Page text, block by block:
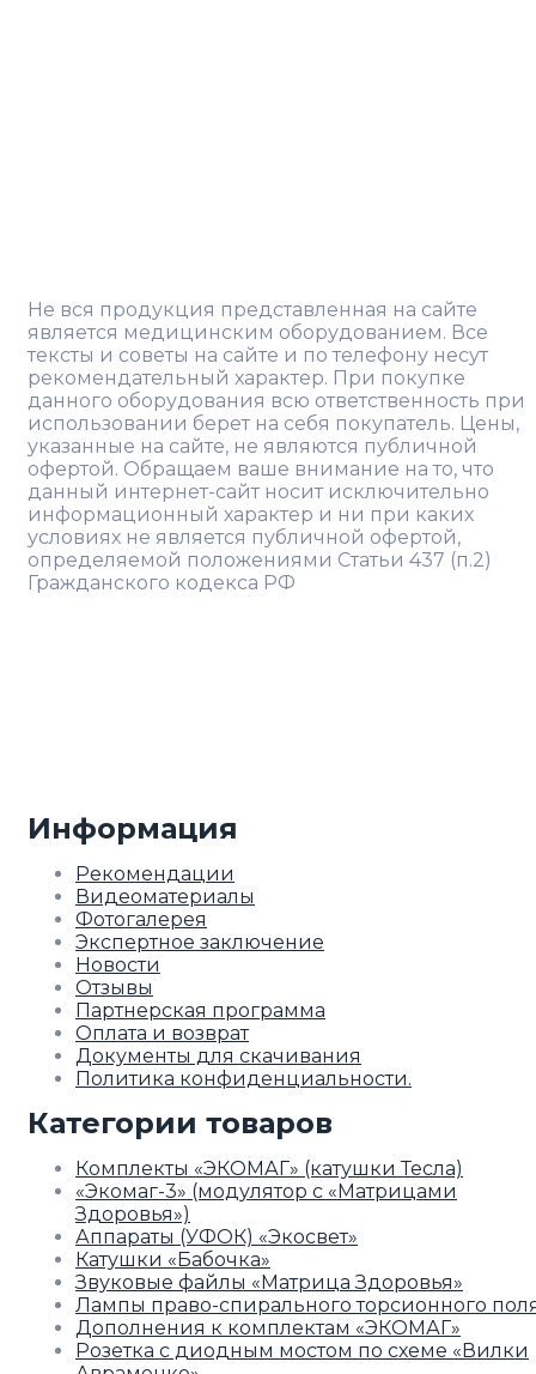
Не вся продукция представленная на сайте
является медицинским оборудованием. Все
тексты и советы на сайте и по телефону несут
рекомендательный характер. При покупке
данного оборудования всю ответственность при
использовании берет на себя покупатель. Цены,
указанные на сайте, не являются публичной
офертой. Обращаем ваше внимание на то, что
данный интернет-сайт носит исключительно
информационный характер и ни при каких
условиях не является публичной офертой,
определяемой положениями Статьи 437 (п.2)
Гражданского кодекса РФ
Информация
Рекомендации
Видеоматериалы
Фотогалерея
Экспертное заключение
Новости
Отзывы
Партнерская программа
Оплата и возврат
Документы для скачивания
Политика конфиденциальности.
Категории товаров
Комплекты «ЭКОМАГ» (катушки Тесла)
«Экомаг-3» (модулятор с «Матрицами
Здоровья»)
Аппараты (УФОК) «Экосвет»
Катушки «Бабочка»
Звуковые файлы «Матрица Здоровья»
Лампы право-спирального торсионного
Дополнения к комплектам «ЭКОМАГ»
Розетка с диодным мостом по схеме «Вилки